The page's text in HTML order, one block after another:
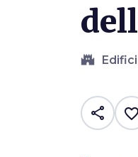
castle
share favorite_border